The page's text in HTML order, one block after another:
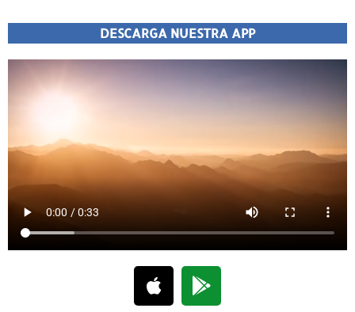
DESCARGA NUESTRA APP